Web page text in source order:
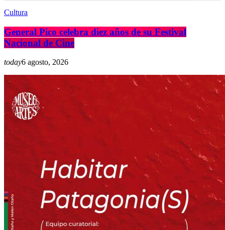
Cultura
General Pico celebra diez años de su Festival
Nacional de Cine
today6 agosto, 2026